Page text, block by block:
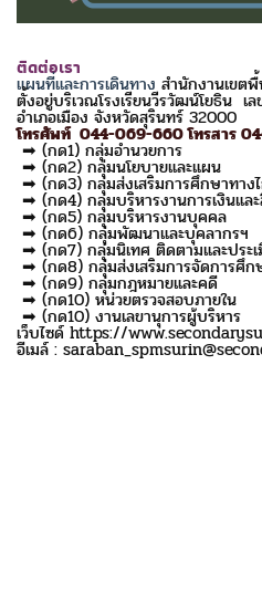
ติดต่อเรา
แผนที่และการเดินทางสำนักงานเขต
ตั้งอยู่บริเวณโรงเรียนวีรวัฒน์โยธิน
อำเภอเมือง จังหวัดสุรินทร์ 32000
โทรศัพท์ 044-069-660 โทรสาร
➡ (กด1) กลุ่มอำนวยการ
➡ (กด2) กลุ่มนโยบายและแผน
➡ (กด3) กลุ่มส่งเสริมการศึกษาทาง
➡ (กด4) กลุ่มบริหารงานการเงินแล
➡ (กด5) กลุ่มบริหารงานบุคคล
➡ (กด6) กลุ่มพัฒนาและบุคลากรฯ
➡ (กด7) กลุ่มนิเทศ ติดตามและประ
➡ (กด8) กลุ่มส่งเสริมการจัดการศึก
➡ (กด9) กลุ่มกฎหมายและคดี
➡ (กด10) หน่วยตรวจสอบภายใน
➡ (กด10) งานเลขานุการผู้บริหาร
เว็บไซด์ https://
อีเมล์ :